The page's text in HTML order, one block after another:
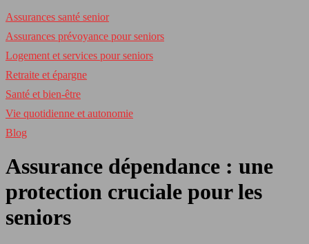
Assurances santé senior
Assurances prévoyance pour seniors
Logement et services pour seniors
Retraite et épargne
Santé et bien-être
Vie quotidienne et autonomie
Blog
Assurance dépendance : une
protection cruciale pour les
seniors